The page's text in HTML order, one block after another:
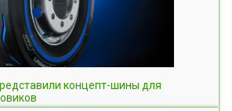
концепт-шины для